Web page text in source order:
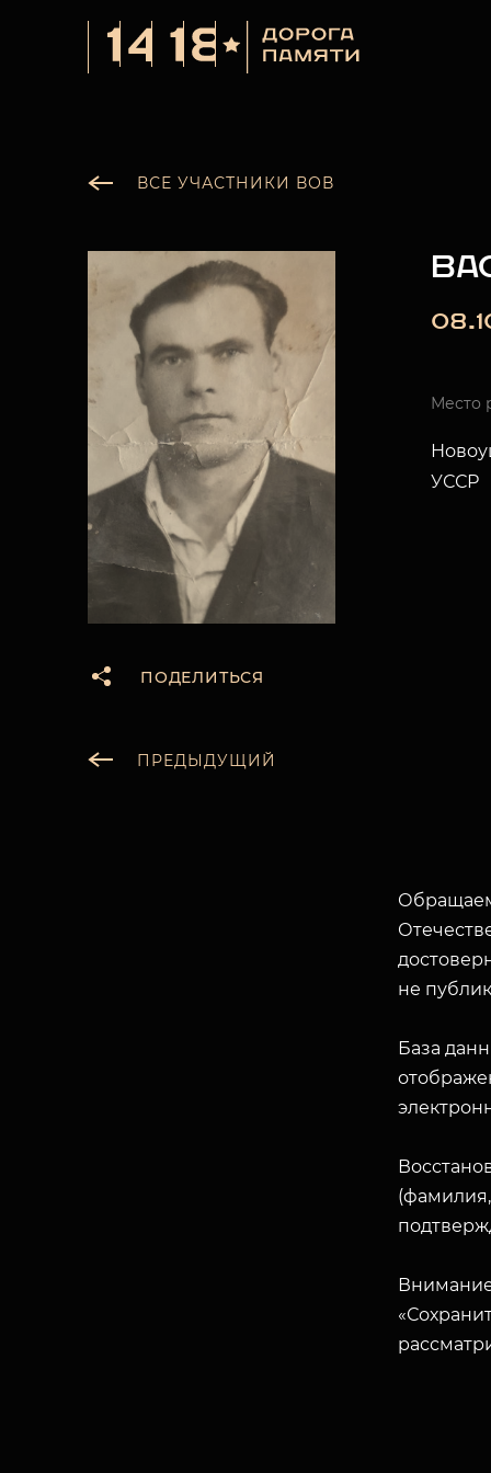
ВСЕ УЧАСТНИКИ ВОВ
ПОДЕЛИТЬСЯ
Место
УССР
ПРЕДЫДУЩИЙ
не
База